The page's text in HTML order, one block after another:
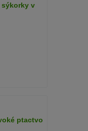
v
ptactvo